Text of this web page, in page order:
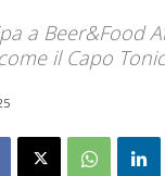
a Beer&Food
il Capo